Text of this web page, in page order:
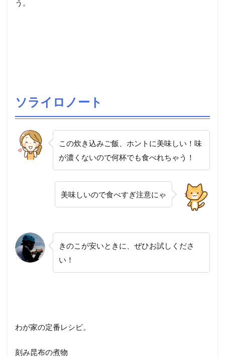
う。
ソライロノート
この炊き込みご飯、ホントに美味しい！味
が濃くないので何杯でも食べれちゃう！
美味しいので食べすぎ注意にゃ
きのこが安いときに、ぜひお試しくださ
い！
わが家の定番レシピ。
刻み昆布の煮物